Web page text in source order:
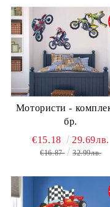
Мотористи -
бр.
€15.18 29.69лв.
€16.87 32.99лв.